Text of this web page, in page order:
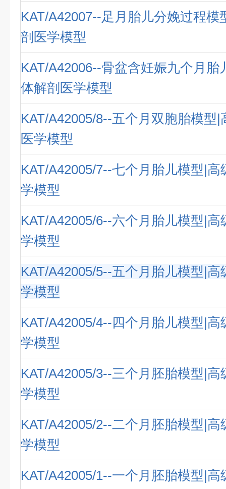
KAT/A42007--足月胎儿分娩过程模
剖医学模型
KAT/A42006--骨盆含妊娠九个月胎
体解剖医学模型
KAT/A42005/8--五个月双胞胎模型|
医学模型
KAT/A42005/7--七个月胎儿模型|高
学模型
KAT/A42005/6--六个月胎儿模型|高
学模型
KAT/A42005/5--五个月胎儿模型|高
学模型
KAT/A42005/4--四个月胎儿模型|高
学模型
KAT/A42005/3--三个月胚胎模型|高
学模型
KAT/A42005/2--二个月胚胎模型|高
学模型
KAT/A42005/1--一个月胚胎模型|高